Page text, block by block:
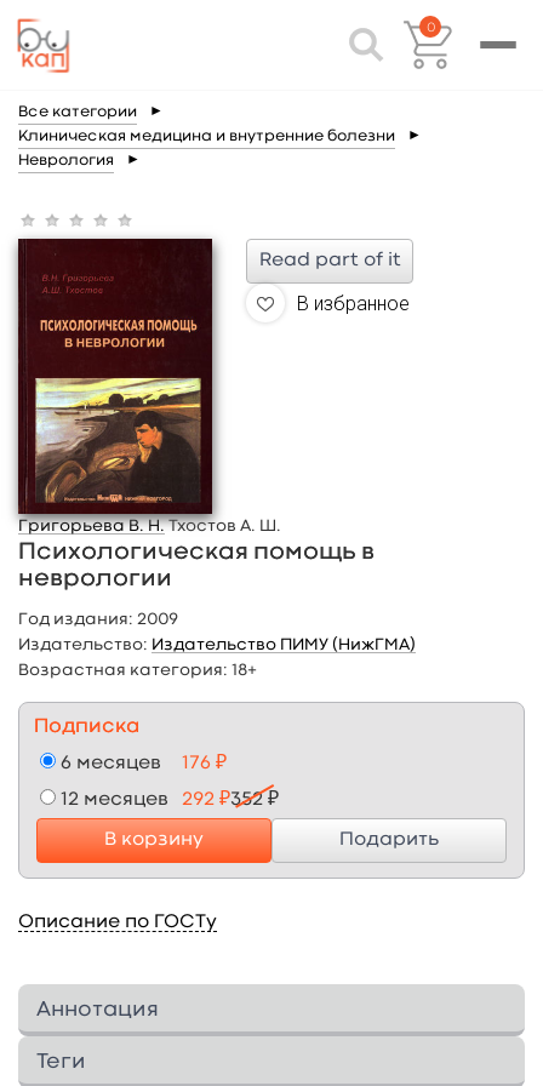
0
Все категории ►
Клиническая медицина и внутренние болезни ►
Неврология ►
Read part of it
В избранное
Григорьева В. Н.Тхостов А. Ш.
Психологическая помощь в
неврологии
Год издания: 2009
Издательство: Издательство ПИМУ (НижГМА)
Возрастная категория: 18+
Подписка
6 месяцев 176 ₽
12 месяцев 292 ₽352 ₽
В корзину Подарить
Описание по ГОСТу
Аннотация
Психологическая помощь является важной
составляющей терапии неврологической
Теги